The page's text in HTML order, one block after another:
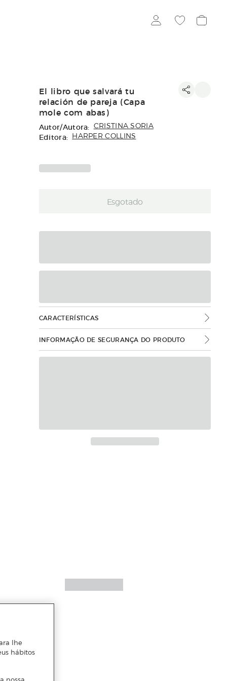
El libro que salvará tu
relación de pareja (Capa
mole com abas)
Autor/Autora: CRISTINA SORIA
Editora: HARPER COLLINS
Esgotado
CARACTERÍSTICAS
INFORMAÇÃO DE SEGURANÇA DO PRODUTO
lhe
hábitos
nossa